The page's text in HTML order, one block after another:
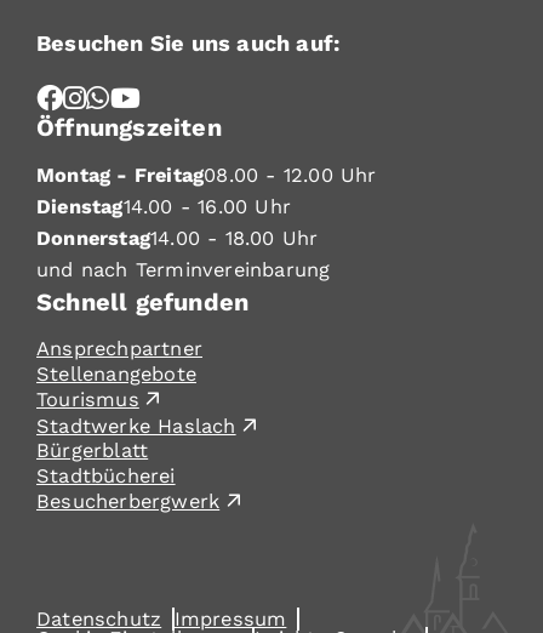
Besuchen Sie uns auch auf:
Öffnungszeiten
Montag - Freitag08.00 - 12.00 Uhr
Dienstag14.00 - 16.00 Uhr
Donnerstag14.00 - 18.00 Uhr
und nach Terminvereinbarung
Schnell gefunden
Ansprechpartner
Stellenangebote
Tourismus
Stadtwerke Haslach
Bürgerblatt
Stadtbücherei
Besucherbergwerk
Datenschutz
Impressum